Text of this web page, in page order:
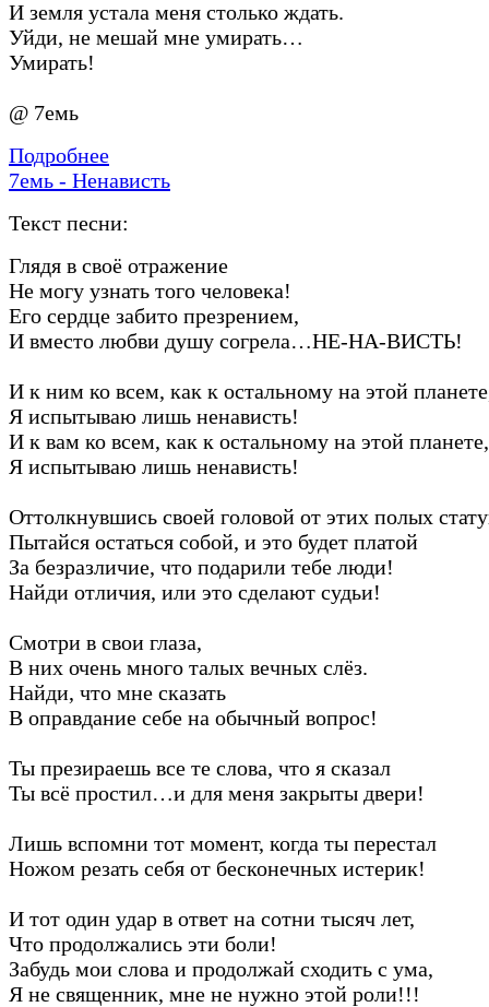
И земля устала меня столько ждать.
Уйди, не мешай мне умирать…
Умирать!
@ 7емь
Подробнее
7емь - Ненависть
Текст песни:
Глядя в своё отражение
Не могу узнать того человека!
Его сердце забито презрением,
И вместо любви душу согрела…НЕ-НА-ВИСТЬ!
И к ним ко всем, как к остальному на этой
Я испытываю лишь ненависть!
И к вам ко всем, как к остальному на этой планете,
Я испытываю лишь ненависть!
Оттолкнувшись своей головой от этих полых
Пытайся остаться собой, и это будет платой
За безразличие, что подарили тебе люди!
Найди отличия, или это сделают судьи!
Смотри в свои глаза,
В них очень много талых вечных слёз.
Найди, что мне сказать
В оправдание себе на обычный вопрос!
Ты презираешь все те слова, что я сказал
Ты всё простил…и для меня закрыты двери!
Лишь вспомни тот момент, когда ты перестал
Ножом резать себя от бесконечных истерик!
И тот один удар в ответ на сотни тысяч лет,
Что продолжались эти боли!
Забудь мои слова и продолжай сходить с ума,
Я не священник, мне не нужно этой роли!!!